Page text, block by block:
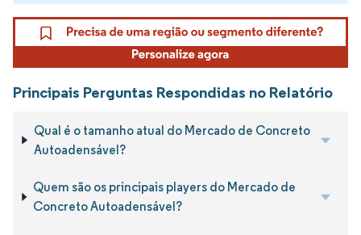
Principais Perguntas Respondidas no Relatório
Qual é o tamanho atual do Mercado de Concreto
Autoadensável?
Quem são os principais players do Mercado de
Concreto Autoadensável?